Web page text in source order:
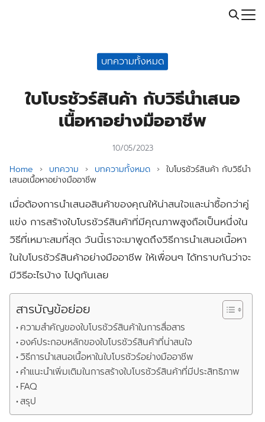
Call: 064-246-5614 | Line: @thaiprintshop
บทความทั้งหมด
ใบโบรชัวร์สินค้า กับวิธีนำเสนอ
เนื้อหาอย่างมืออาชีพ
10/05/2023
Home › บทความ › บทความทั้งหมด › ใบโบรชัวร์สินค้า กับวิธีนำ
เสนอเนื้อหาอย่างมืออาชีพ
เมื่อต้องการนำเสนอสินค้าของคุณให้น่าสนใจและน่าซื้อกว่าคู่
แข่ง การสร้างใบโบรชัวร์สินค้าที่มีคุณภาพสูงถือเป็นหนึ่งใน
วิธีที่เหมาะสมที่สุด วันนี้เราจะมาพูดถึงวิธีการนำเสนอเนื้อหา
ในใบโบรชัวร์สินค้าอย่างมืออาชีพ ให้เพื่อนๆ ได้ทราบกันว่าจะ
มีวิธีอะไรบ้าง ไปดูกันเลย
สารบัญข้อย่อย
ความสำคัญของใบโบรชัวร์สินค้าในการสื่อสาร
องค์ประกอบหลักของใบโบรชัวร์สินค้าที่น่าสนใจ
วิธีการนำเสนอเนื้อหาในใบโบรชัวร์อย่างมืออาชีพ
คำแนะนำเพิ่มเติมในการสร้างใบโบรชัวร์สินค้าที่มีประสิทธิภาพ
FAQ
สรุป